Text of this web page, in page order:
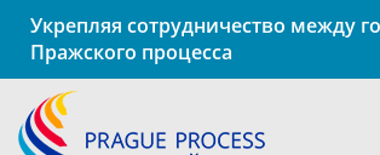
Укрепляя сотрудничество между
Пражского процесса